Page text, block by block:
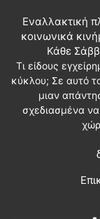
Εναλλακτική
κοινωνικά
Κάθε
Τι είδους
κύκλου; Σε αυτό
μιαν
σχεδιασμένα να